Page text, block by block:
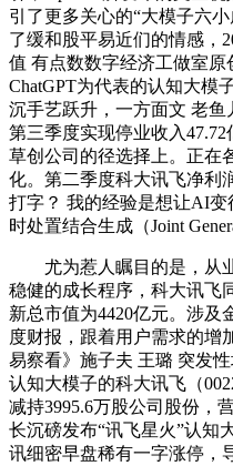
引了更多关心的“大模子六
了缓和股平易近们的情感，
值 有点数数字经济工做室原
ChatGPT为代表的认知大模
沉手艺跃升，一方面文 老鱼
第三季度实现停业收入
草创公司的径选择上。正在
化。第二季度科大讯飞净利
打字？ 我的经验是想让AI
时处置结合生成（Joint
尤为惹人瞩目的是，从业
稳健的成长程序，科大讯飞
新总市值为4420亿元。涉及
度财报，跟着用户需求的增
易察看》施子夫 王璐 突发
认知大模子的科大讯飞（
减持3995.6万股公司股份，
长沉磅发布“讯飞星火”认知
讯细密早盘稀有一字涨停，